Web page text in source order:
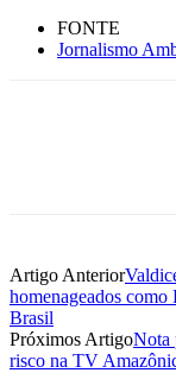
FONTE
Jornalismo
Artigo Anterior
homenageados como
Brasil
Próximos ArtigoNota
risco na TV